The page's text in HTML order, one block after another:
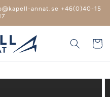
annat.se +46(0)40-15